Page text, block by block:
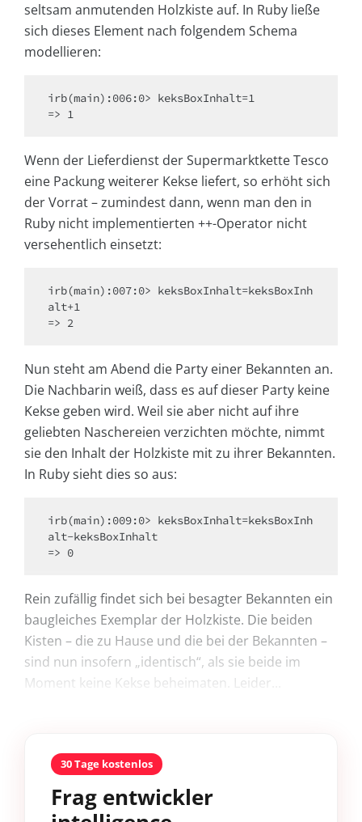
seltsam anmutenden Holzkiste auf. In Ruby ließe
sich dieses Element nach folgendem Schema
modellieren:
irb(main):006:0> keksBoxInhalt=1
=> 1
Wenn der Lieferdienst der Supermarktkette Tesco
eine Packung weiterer Kekse liefert, so erhöht sich
der Vorrat – zumindest dann, wenn man den in
Ruby nicht implementierten ++-Operator nicht
versehentlich einsetzt:
irb(main):007:0> keksBoxInhalt=keksBoxInh
alt+1
=> 2
Nun steht am Abend die Party einer Bekannten an.
Die Nachbarin weiß, dass es auf dieser Party keine
Kekse geben wird. Weil sie aber nicht auf ihre
geliebten Naschereien verzichten möchte, nimmt
sie den Inhalt der Holzkiste mit zu ihrer Bekannten.
In Ruby sieht dies so aus:
irb(main):009:0> keksBoxInhalt=keksBoxInh
alt-keksBoxInhalt
=> 0
Rein zufällig findet sich bei besagter Bekannten ein
baugleiches Exemplar der Holzkiste. Die beiden
Kisten – die zu Hause und die bei der Bekannten –
sind nun insofern „identisch“, als sie beide im
Moment keine Kekse beheimaten. Leider...
30 Tage kostenlos
Frag entwickler